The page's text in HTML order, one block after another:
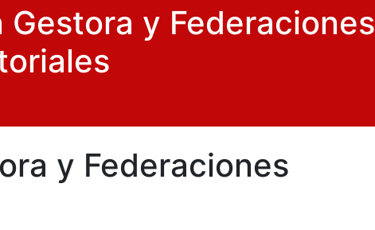
y Federaciones
y Federaciones